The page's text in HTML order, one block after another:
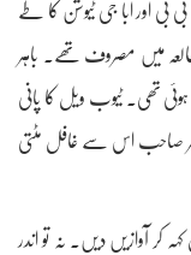
بی اور ابا جی ٹیوشن کا طے
میں مصروف تھے۔ باہر
تھی۔ ٹیوب ویل کا پانی
صاحب اس سے غافل مٹتی
کر آوازیں دیں۔ نہ تو اندر